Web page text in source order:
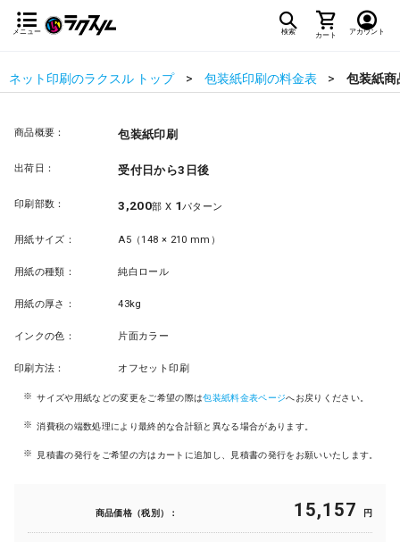
メニュー 検索 カート アカウント
ネット印刷のラクスル トップ 包装紙印刷の料金表 包装紙商
商品概要： 包装紙印刷
出荷日： 受付日から3日後
印刷部数： 3,200部 X 1パターン
用紙サイズ： A5（148 × 210 mm）
用紙の種類： 純白ロール
用紙の厚さ： 43kg
インクの色： 片面カラー
印刷方法： オフセット印刷
サイズや用紙などの変更をご希望の際は包装紙料金表ページへお戻りください。
消費税の端数処理により最終的な合計額と異なる場合があります。
見積書の発行をご希望の方はカートに追加し、見積書の発行をお願いいたします。
商品価格（税別）： 15,157 円